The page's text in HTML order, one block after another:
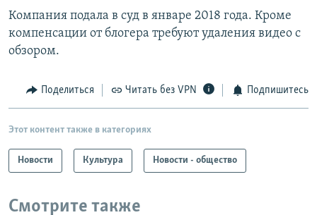
Компания подала в суд в январе 2018 года. Кроме
компенсации от блогера требуют удаления видео с
обзором.
Поделиться Читать без VPN Подпишитесь
Этот контент также в категориях
Новости Культура Новости - общество
Смотрите также